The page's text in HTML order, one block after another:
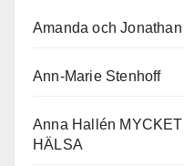
Amanda och Jonathan
Ann-Marie Stenhoff
Anna Hallén
HÄLSA